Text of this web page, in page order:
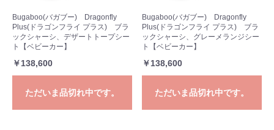
Bugaboo(バガブー) Dragonfly
Plus(ドラゴンフライ プラス) ブラ
ックシャーシ、デザートトープシー
ト【ベビーカー】
￥138,600
ただいま品切れ中です。
Bugaboo(バガブー) Dragonfly
Plus(ドラゴンフライ プラス) ブラ
ックシャーシ、グレーメランジシー
ト【ベビーカー】
￥138,600
ただいま品切れ中です。